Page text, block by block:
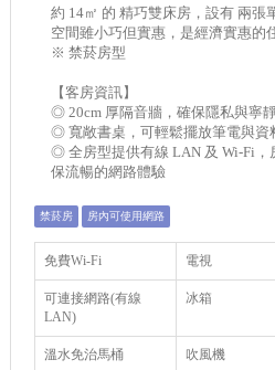
約 14㎡ 的 精巧雙床房，設有 兩張
空間雖小巧但實惠，是經濟實惠的
※ 禁菸房型
【客房資訊】
◎ 20cm 厚隔音牆，確保隱私與寧
◎ 寬敞書桌，可輕鬆擺放筆電與資
◎ 全房型提供有線 LAN 及 Wi-Fi，
保流暢的網路體驗
禁菸房 房內可使用網路
免費Wi-Fi 電視
可連接網路(有線
LAN)
冰箱
溫水免治馬桶 吹風機